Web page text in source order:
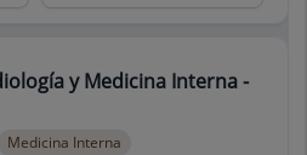
y Medicina Interna -
Medicina Interna